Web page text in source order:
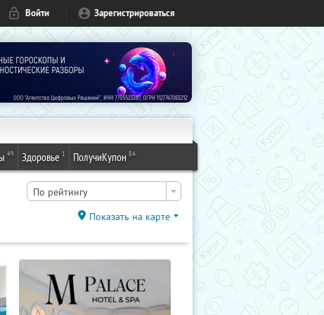
Войти Зарегистрироваться
49 Здоровье 1 ПолучиКупон 84
По рейтингу
Показать на карте